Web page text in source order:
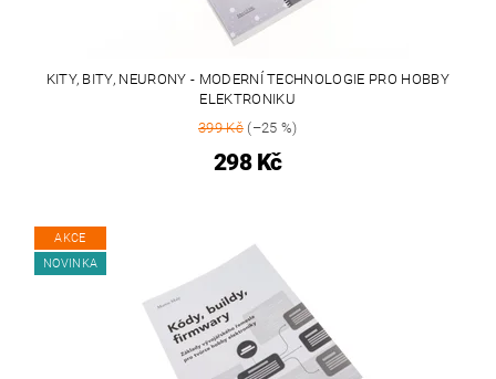
KITY, BITY, NEURONY - MODERNÍ TECHNOLOGIE PRO HOBBY
ELEKTRONIKU
399 Kč(–25 %)
298 Kč
AKCE
NOVINKA